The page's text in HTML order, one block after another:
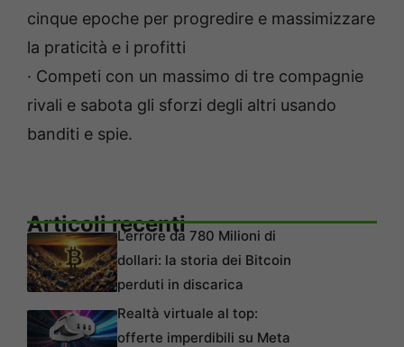
cinque epoche per progredire e massimizzare
la praticità e i profitti
· Competi con un massimo di tre compagnie
rivali e sabota gli sforzi degli altri usando
banditi e spie.
Articoli recentiL’errore da 780 Milioni di
dollari: la storia dei Bitcoin
perduti in discarica
Realtà virtuale al top:
offerte imperdibili su Meta